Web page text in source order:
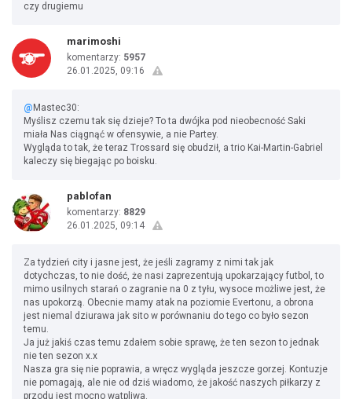
czy drugiemu
marimoshi
komentarzy: 5957
26.01.2025, 09:16
@ Mastec30:
Myślisz czemu tak się dzieje? To ta dwójka pod nieobecność Saki
miała Nas ciągnąć w ofensywie, a nie Partey.
Wygląda to tak, że teraz Trossard się obudził, a trio Kai-Martin-Gabriel
kaleczy się biegając po boisku.
pablofan
komentarzy: 8829
26.01.2025, 09:14
Za tydzień city i jasne jest, że jeśli zagramy z nimi tak jak
dotychczas, to nie dość, że nasi zaprezentują upokarzający futbol, to
mimo usilnych starań o zagranie na 0 z tyłu, wysoce możliwe jest, że
nas upokorzą. Obecnie mamy atak na poziomie Evertonu, a obrona
jest niemal dziurawa jak sito w porównaniu do tego co było sezon
temu.
Ja już jakiś czas temu zdałem sobie sprawę, że ten sezon to jednak
nie ten sezon x.x
Nasza gra się nie poprawia, a wręcz wygląda jeszcze gorzej. Kontuzje
nie pomagają, ale nie od dziś wiadomo, że jakość naszych piłkarzy z
przodu jest mocno wątpliwa.